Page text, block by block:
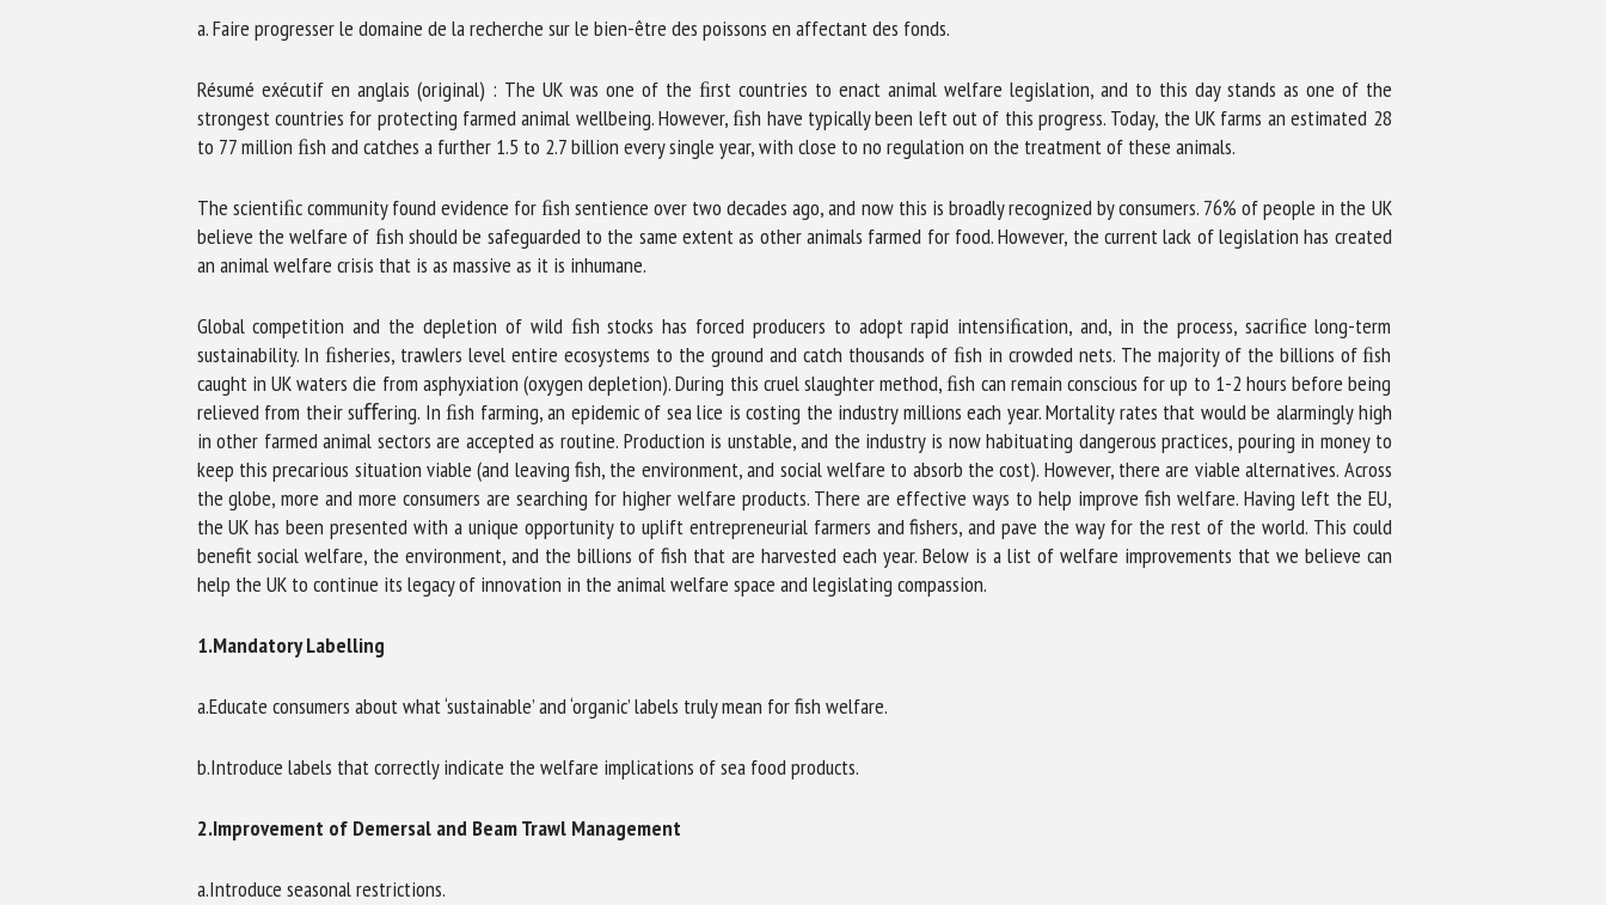
a. Faire progresser le domaine de la recherche sur le bien-être des poissons en affectant des fonds.
Résumé exécutif en anglais (original) : The UK was one of the ﬁrst countries to enact animal welfare legislation, and to this day stands as one of the
strongest countries for protecting farmed animal wellbeing. However, ﬁsh have typically been left out of this progress. Today, the UK farms an estimated 28
to 77 million ﬁsh and catches a further 1.5 to 2.7 billion every single year, with close to no regulation on the treatment of these animals.
The scientiﬁc community found evidence for ﬁsh sentience over two decades ago, and now this is broadly recognized by consumers. 76% of people in the UK
believe the welfare of ﬁsh should be safeguarded to the same extent as other animals farmed for food. However, the current lack of legislation has created
an animal welfare crisis that is as massive as it is inhumane.
Global competition and the depletion of wild ﬁsh stocks has forced producers to adopt rapid intensiﬁcation, and, in the process, sacriﬁce long-term
sustainability. In ﬁsheries, trawlers level entire ecosystems to the ground and catch thousands of ﬁsh in crowded nets. The majority of the billions of ﬁsh
caught in UK waters die from asphyxiation (oxygen depletion). During this cruel slaughter method, ﬁsh can remain conscious for up to 1-2 hours before being
relieved from their suﬀering. In ﬁsh farming, an epidemic of sea lice is costing the industry millions each year. Mortality rates that would be alarmingly high
in other farmed animal sectors are accepted as routine. Production is unstable, and the industry is now habituating dangerous practices, pouring in money to
keep this precarious situation viable (and leaving fish, the environment, and social welfare to absorb the cost). However, there are viable alternatives. Across
the globe, more and more consumers are searching for higher welfare products. There are effective ways to help improve fish welfare. Having left the EU,
the UK has been presented with a unique opportunity to uplift entrepreneurial farmers and fishers, and pave the way for the rest of the world. This could
benefit social welfare, the environment, and the billions of fish that are harvested each year. Below is a list of welfare improvements that we believe can
help the UK to continue its legacy of innovation in the animal welfare space and legislating compassion.
1.Mandatory Labelling
a.Educate consumers about what ‘sustainable’ and ‘organic’ labels truly mean for fish welfare.
b.Introduce labels that correctly indicate the welfare implications of sea food products.
2.Improvement of Demersal and Beam Trawl Management
a.Introduce seasonal restrictions.